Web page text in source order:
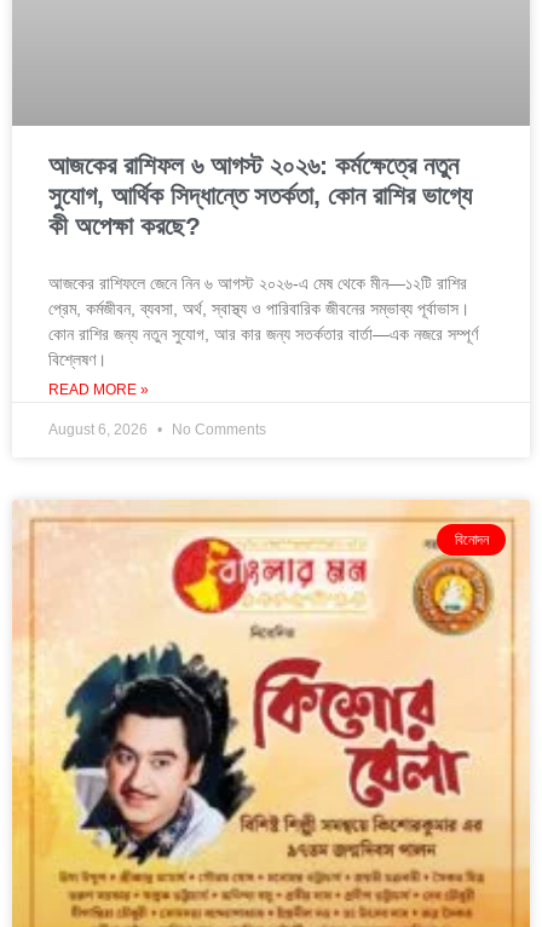
আজকের রাশিফল ৬ আগস্ট ২০২৬: কর্মক্ষেত্রে নতুন
সুযোগ, আর্থিক সিদ্ধান্তে সতর্কতা, কোন রাশির ভাগ্যে
কী অপেক্ষা করছে?
আজকের রাশিফলে জেনে নিন ৬ আগস্ট ২০২৬-এ মেষ থেকে মীন—১২টি রাশির
প্রেম, কর্মজীবন, ব্যবসা, অর্থ, স্বাস্থ্য ও পারিবারিক জীবনের সম্ভাব্য পূর্বাভাস।
কোন রাশির জন্য নতুন সুযোগ, আর কার জন্য সতর্কতার বার্তা—এক নজরে সম্পূর্ণ
বিশ্লেষণ।
READ MORE »
August 6, 2026 No Comments
বিনোদন